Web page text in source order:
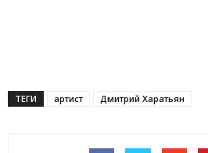
ТЕГИ артист Дмитрий Харатьян